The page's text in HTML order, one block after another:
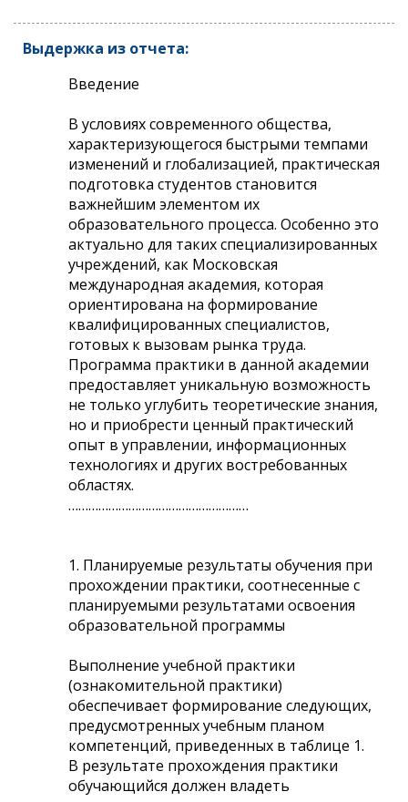
Выдержка из отчета:
Введение
В условиях современного общества,
характеризующегося быстрыми темпами
изменений и глобализацией, практическая
подготовка студентов становится
важнейшим элементом их
образовательного процесса. Особенно это
актуально для таких специализированных
учреждений, как Московская
международная академия, которая
ориентирована на формирование
квалифицированных специалистов,
готовых к вызовам рынка труда.
Программа практики в данной академии
предоставляет уникальную возможность
не только углубить теоретические знания,
но и приобрести ценный практический
опыт в управлении, информационных
технологиях и других востребованных
областях.
………………………………………………
1. Планируемые результаты обучения при
прохождении практики, соотнесенные с
планируемыми результатами освоения
образовательной программы
Выполнение учебной практики
(ознакомительной практики)
обеспечивает формирование следующих,
предусмотренных учебным планом
компетенций, приведенных в таблице 1.
В результате прохождения практики
обучающийся должен владеть